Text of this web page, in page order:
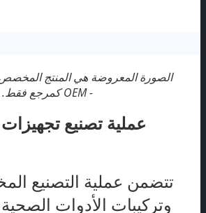
كمرجع فقط. يتم الترحيب بأي خدمة OEM -
عملية تصنيع تجهيزات
تتضمن عملية التصنيع
وتركيبات الأدوات